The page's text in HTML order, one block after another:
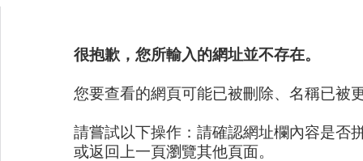
很抱歉，您所輸入的網址並不存在。
您要查看的網頁可能已被刪除、名稱已被
請嘗試以下操作：請確認網址欄內容是否
或返回上一頁瀏覽其他頁面。